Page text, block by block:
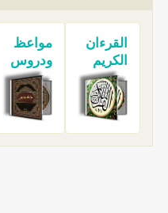
القرءان
الكريم
مواعظ
ودروس